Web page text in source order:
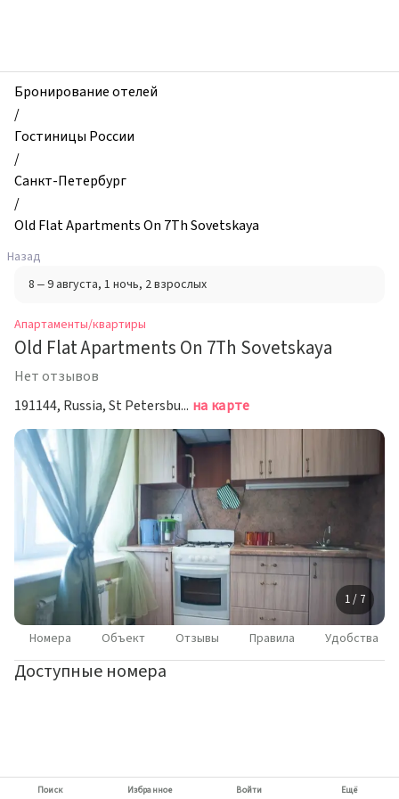
и
квартиры,
Old
Flat
Apartments
On
7Th
Sovetskaya,
Санкт-
Петербург,
Россия
Бронирование отелей
/
Гостиницы России
/
Санкт-Петербург
/
Old Flat Apartments On 7Th Sovetskaya
Назад
8 – 9 августа, 1 ночь, 2 взрослых
Апартаменты/квартиры
Old Flat Apartments On 7Th Sovetskaya
Нет отзывов
191144, Russia, St Petersburg, Sedmaya Sovetskaya street, 27, Санкт-Петербург на карте
1 / 7
Номера Объект Отзывы Правила Удобства
Доступные номера
Поиск Избранное Войти Ещё